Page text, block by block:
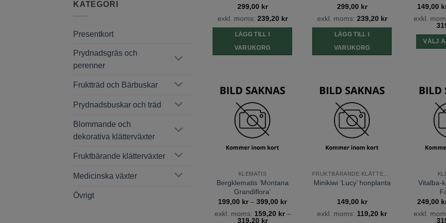
KATEGORI
Presentkort
Prydnadsgräs och
perenner
Fruktträd och Bärbuskar
Prydnadsbuskar och träd
Blommande och
dekorativa klätterväxter
Fruktbärande klätterväxter
Medicinska växter
Övrigt
299,00 kr
exkl. moms: 239,20 kr
LÄGG TILL I
VARUKORG
299,00 kr
exkl. moms: 239,20 kr
LÄGG TILL I
VARUKORG
149,00
exkl.
VÄLJ
önskelista
KLEMATIS
Bergklematis ’Montana
Grandiflora’
199,00 kr – 399,00 krPrisintervall:
till
exkl. moms: 159,20 kr–
319,20 kr
önskelista
Minikiwi ‘Lucy’ honplanta
149,00 kr
exkl. moms: 119,20 kr
Vitalba-
249,00
exkl.